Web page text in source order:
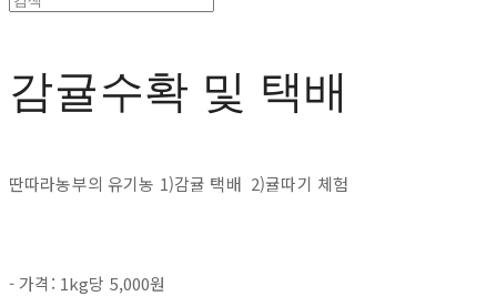
감귤수확 및 택배
딴따라농부의 유기농 1)감귤 택배 2)귤따기 체험
- 가격: 1kg당 5,000원